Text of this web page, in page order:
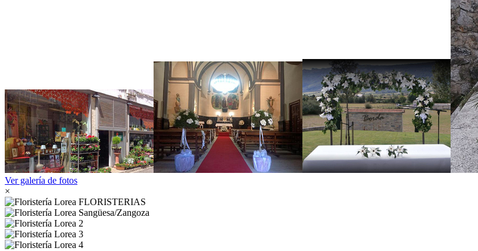
Ver galería de fotos
×